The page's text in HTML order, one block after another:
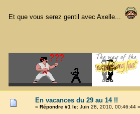
Et que vous serez gentil avec Axelle...
En vacances du 29 au 14 !!
« Répondre #1 le:Juin 28, 2010, 00:46:44 »